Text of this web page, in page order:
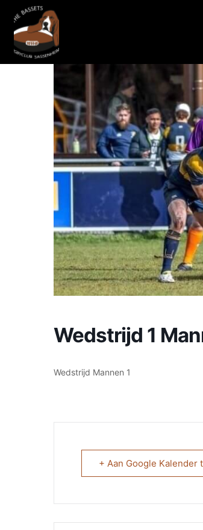
Wedstrijd 1
Wedstrijd Mannen 1
+ Aan Google Kalender